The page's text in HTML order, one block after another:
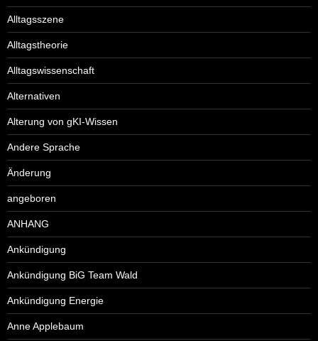
Alltagsszene
Alltagstheorie
Alltagswissenschaft
Alternativen
Alterung von gKI-Wissen
Andere Sprache
Änderung
angeboren
ANHANG
Ankündigung
Ankündigung BiG Team Wald
Ankündigung Energie
Anne Applebaum